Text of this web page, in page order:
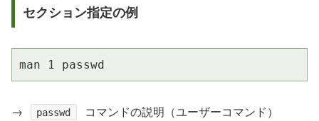
セクション指定の例
man 1 passwd
→ passwd コマンドの説明（ユーザーコマンド）